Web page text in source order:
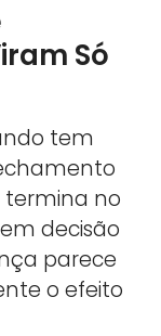
Só
tem
termina no
decisão
parece
o efeito